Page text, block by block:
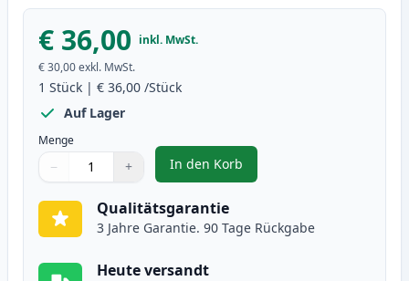
€ 36,00 inkl. MwSt.
€ 30,00exkl. MwSt.
1 Stück | € 36,00 /Stück
Auf Lager
Menge
Verwenden Sie die Tasten, um anzupassen
− +
1
In den Korb
, Brother TN247 (TN243) gelb XL
Qualitätsgarantie
3 Jahre Garantie. 90 Tage Rückgabe
Heute versandt